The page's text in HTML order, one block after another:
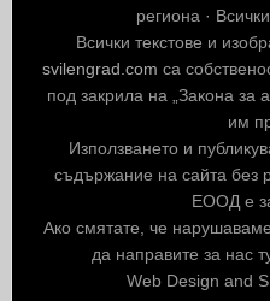
региона ·
Всички текстове и
svilengrad.com са
под закрила на „Закона за
им
Използването и
съдържание на сайта без
ЕООД е
Ако смятате, че
да направите за нас
Web Design and